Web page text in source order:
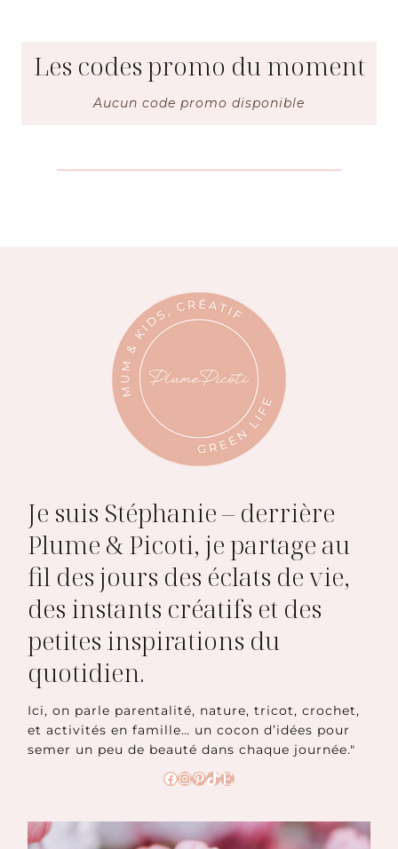
Les codes promo du moment
Aucun code promo disponible
Je suis Stéphanie – derrière
Plume & Picoti, je partage au
fil des jours des éclats de vie,
des instants créatifs et des
petites inspirations du
quotidien.
Ici, on parle parentalité, nature, tricot, crochet,
et activités en famille… un cocon d’idées pour
semer un peu de beauté dans chaque journée."
Facebook
Instagram
Pinterest
TikTok
Etsy